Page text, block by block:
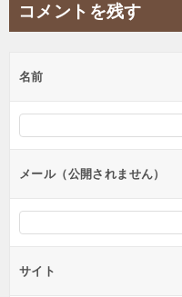
ビ
ー
シ
ン
コメントを残す
名前
メール（公開されません）
サイト